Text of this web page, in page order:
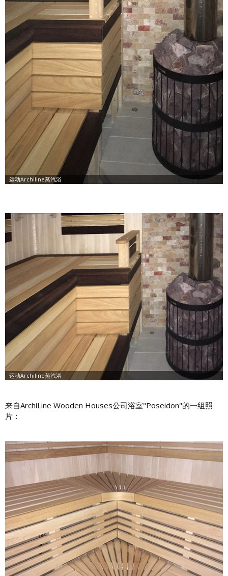
来自ArchiLine Wooden Houses公司浴室"Poseidon"的一组照
片：